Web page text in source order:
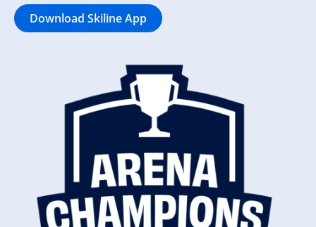
Download Skiline App